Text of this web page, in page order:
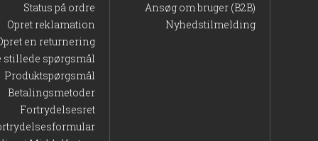
til et roligt, naturligt udtryk i haven. Lågen er et trygt
Den solide konstruktion og den professionelle
Status på ordre
Opret reklamation
en returnering
stillede spørgsmål
Produktspørgsmål
Betalingsmetoder
Fortrydelsesret
Ansøg om bruger (B2B)
Nyhedstilmelding